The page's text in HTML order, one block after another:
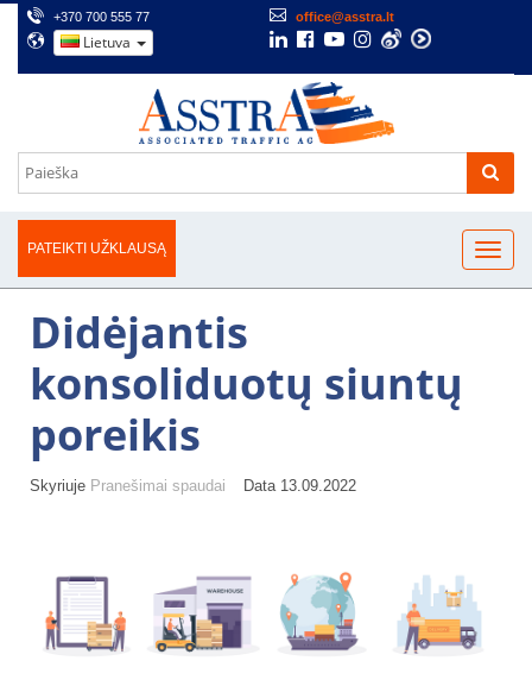
+370 700 555 77 office@asstra.lt
Lietuva
PATEIKTI UŽKLAUSĄ
Didėjantis
konsoliduotų siuntų
poreikis
Skyriuje Pranešimai spaudai Data 13.09.2022